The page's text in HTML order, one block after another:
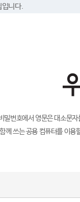
입니다.
밀번호에서 영문은 대소문
께 쓰는 공용 컴퓨터를 이